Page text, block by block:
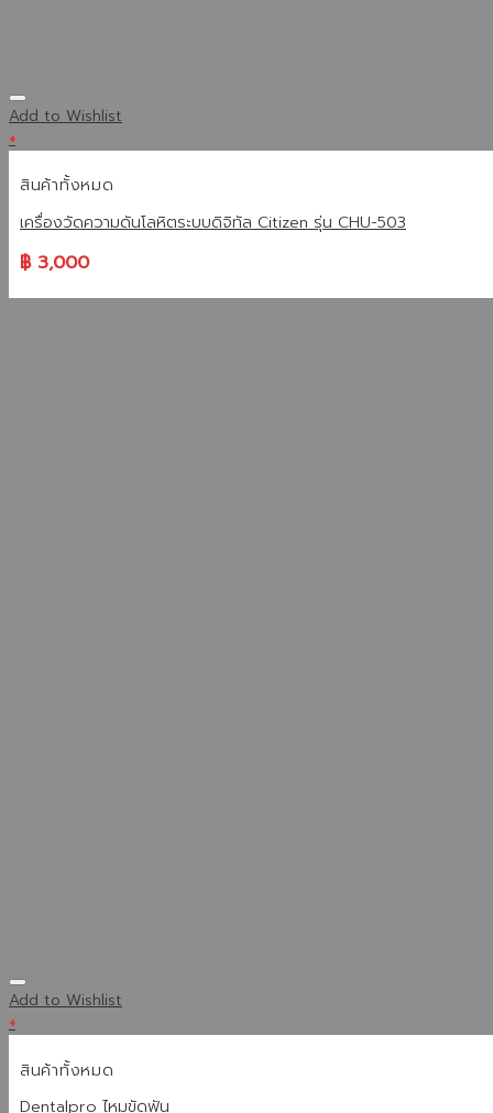
Add to Wishlist
+
สินค้าทั้งหมด
เครื่องวัดความดันโลหิตระบบดิจิทัล Citizen รุ่น CHU-503
฿3,000
Add to Wishlist
+
สินค้าทั้งหมด
Dentalpro ไหมขัดฟัน